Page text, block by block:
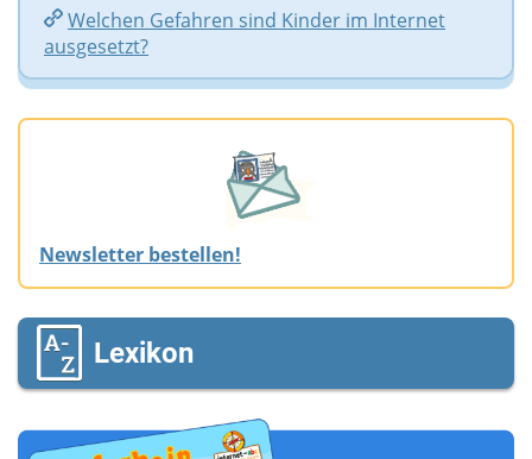
Welchen Gefahren sind Kinder im Internet
ausgesetzt?
Newsletter bestellen!
Lexikon